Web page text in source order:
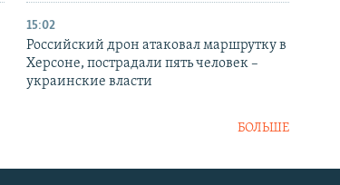
15:02
Российский дрон атаковал маршрутку в
Херсоне, пострадали пять человек –
украинские власти
БОЛЬШЕ